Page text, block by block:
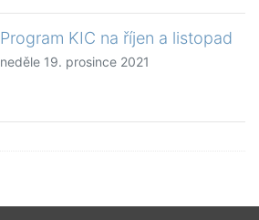
Program KIC na říjen a listopad
neděle 19. prosince 2021